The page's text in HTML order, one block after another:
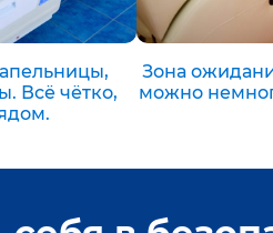
Всё чётко,
Зона
можно